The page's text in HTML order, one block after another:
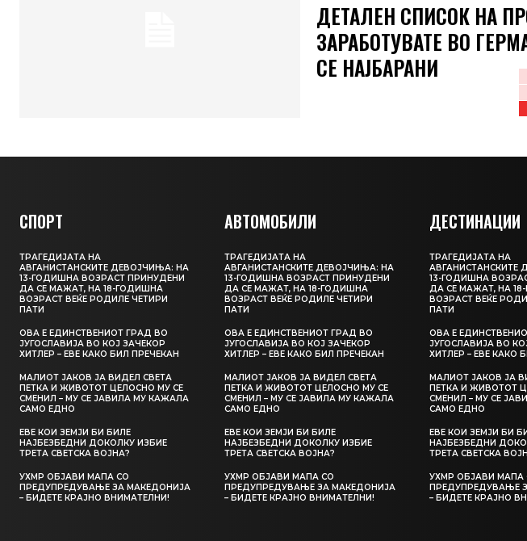
ДЕТАЛЕН СПИСОК НА
ЗАРАБОТУВАТЕ ВО
СЕ НАЈБАРАНИ
СПОРТ
ТРАГЕДИЈАТА НА
АВГАНИСТАНСКИТЕ ДЕВОЈЧИЊА: НА
13-ГОДИШНА ВОЗРАСТ ПРИНУДЕНИ
ДА СЕ МАЖАТ, НА 18-ГОДИШНА
ВОЗРАСТ ВЕЌЕ РОДИЛЕ ЧЕТИРИ
ПАТИ
ОВА Е ЕДИНСТВЕНИОТ ГРАД ВО
ЈУГОСЛАВИЈА ВО КОЈ ЗАЧЕКОР
ХИТЛЕР – ЕВЕ КАКО БИЛ ПРЕЧЕКАН
МАЛИОТ ЈАКОВ ЈА ВИДЕЛ СВЕТА
ПЕТКА И ЖИВОТОТ ЦЕЛОСНО МУ СЕ
СМЕНИЛ – МУ СЕ ЈАВИЛА МУ КАЖАЛА
САМО ЕДНО
ЕВЕ КОИ ЗЕМЈИ БИ БИЛЕ
НАЈБЕЗБЕДНИ ДОКОЛКУ ИЗБИЕ
ТРЕТА СВЕТСКА ВОЈНА?
УХМР ОБЈАВИ МАПА СО
ПРЕДУПРЕДУВАЊЕ ЗА МАКЕДОНИЈА
– БИДЕТЕ КРАЈНО ВНИМАТЕЛНИ!
АВТОМОБИЛИ
ТРАГЕДИЈАТА НА
АВГАНИСТАНСКИТЕ ДЕВОЈЧИЊА: НА
13-ГОДИШНА ВОЗРАСТ ПРИНУДЕНИ
ДА СЕ МАЖАТ, НА 18-ГОДИШНА
ВОЗРАСТ ВЕЌЕ РОДИЛЕ ЧЕТИРИ
ПАТИ
ОВА Е ЕДИНСТВЕНИОТ ГРАД ВО
ЈУГОСЛАВИЈА ВО КОЈ ЗАЧЕКОР
ХИТЛЕР – ЕВЕ КАКО БИЛ ПРЕЧЕКАН
МАЛИОТ ЈАКОВ ЈА ВИДЕЛ СВЕТА
ПЕТКА И ЖИВОТОТ ЦЕЛОСНО МУ СЕ
СМЕНИЛ – МУ СЕ ЈАВИЛА МУ КАЖАЛА
САМО ЕДНО
ЕВЕ КОИ ЗЕМЈИ БИ БИЛЕ
НАЈБЕЗБЕДНИ ДОКОЛКУ ИЗБИЕ
ТРЕТА СВЕТСКА ВОЈНА?
УХМР ОБЈАВИ МАПА СО
ПРЕДУПРЕДУВАЊЕ ЗА МАКЕДОНИЈА
– БИДЕТЕ КРАЈНО ВНИМАТЕЛНИ!
ДЕСТИНАЦИИ
ТРАГЕДИЈАТА НА
АВГАНИСТАНСКИТЕ
13-ГОДИШНА
ДА СЕ МАЖАТ, НА
ВОЗРАСТ ВЕЌЕ
ПАТИ
ОВА Е
ЈУГОСЛАВИЈА ВО
ХИТЛЕР – ЕВЕ КАКО
МАЛИОТ ЈАКОВ ЈА
ПЕТКА И ЖИВОТОТ
СМЕНИЛ – МУ СЕ
САМО ЕДНО
ЕВЕ КОИ ЗЕМЈИ БИ
НАЈБЕЗБЕДНИ
ТРЕТА СВЕТСКА
УХМР ОБЈАВИ МАПА
ПРЕДУПРЕДУВАЊЕ
– БИДЕТЕ КРАЈНО